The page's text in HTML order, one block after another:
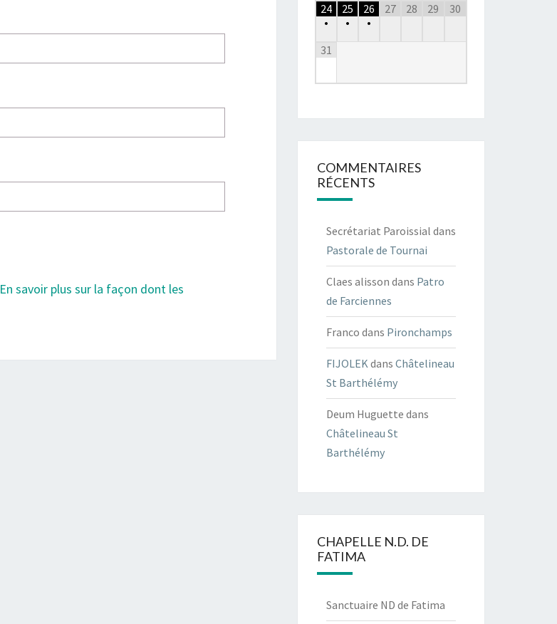
En savoir plus sur la façon dont les
24
•
25
•
26
•
27 28 29 30
31
COMMENTAIRES
RÉCENTS
Secrétariat Paroissial dans
Pastorale de Tournai
Claes alisson dans Patro
de Farciennes
Franco dans Pironchamps
FIJOLEK dans Châtelineau
St Barthélémy
Deum Huguette dans
Châtelineau St
Barthélémy
CHAPELLE N.D. DE
FATIMA
Sanctuaire ND de Fatima